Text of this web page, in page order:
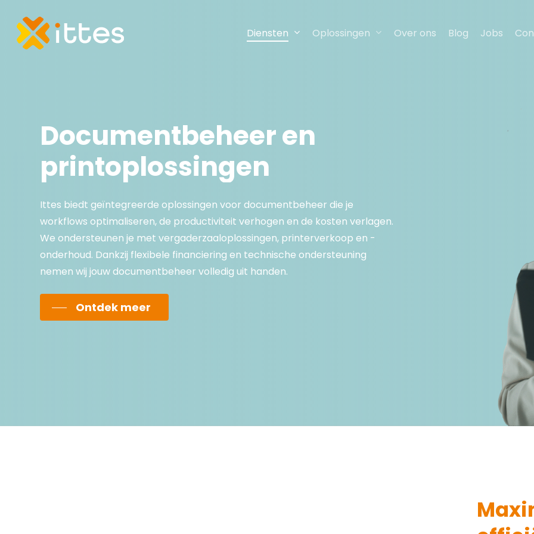
main
Diensten Oplossingen Over ons Blog Jobs
Documentbeheeren
printoplossingen
Ittes biedt geïntegreerde oplossingen voor documentbeheer die je
workflows optimaliseren, de productiviteit verhogen en de kosten verlagen.
We ondersteunen je met vergaderzaaloplossingen, printerverkoop en -
onderhoud. Dankzij flexibele financiering en technische ondersteuning
nemen wij jouw documentbeheer volledig uit handen.
Ontdek meer